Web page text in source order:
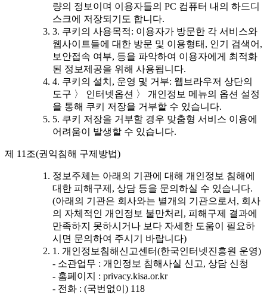
량의 정보이며 이용자들의 PC 컴퓨터 내의 하드디
스크에 저장되기도 합니다.
3. 쿠키의 사용목적: 이용자가 방문한 각 서비스와
웹사이트들에 대한 방문 및 이용형태, 인기 검색어,
보안접속 여부, 등을 파악하여 이용자에게 최적화
된 정보제공을 위해 사용됩니다.
4. 쿠키의 설치, 운영 및 거부: 웹브라우저 상단의
도구 〉 인터넷옵션 〉 개인정보 메뉴의 옵션 설정
을 통해 쿠키 저장을 거부할 수 있습니다.
5. 쿠키 저장을 거부할 경우 맞춤형 서비스 이용에
어려움이 발생할 수 있습니다.
제 11조(권익침해 구제방법)
정보주체는 아래의 기관에 대해 개인정보 침해에
대한 피해구제, 상담 등을 문의하실 수 있습니다.
(아래의 기관은 회사와는 별개의 기관으로서, 회사
의 자체적인 개인정보 불만처리, 피해구제 결과에
만족하지 못하시거나 보다 자세한 도움이 필요하
시면 문의하여 주시기 바랍니다)
1. 개인정보침해신고센터(한국인터넷진흥원 운영)
- 소관업무 : 개인정보 침해사실 신고, 상담 신청
- 홈페이지 : privacy.kisa.or.kr
- 전화 : (국번없이) 118